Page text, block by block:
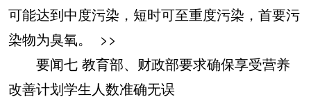
可能达到中度污染，短时可至重度污染，首要污
染物为臭氧。 >>
要闻七 教育部、财政部要求确保享受营养
改善计划学生人数准确无误